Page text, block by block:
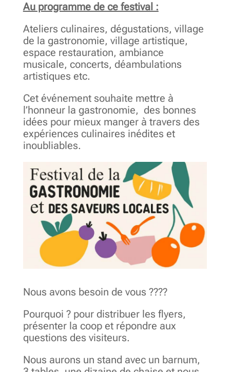
Au programme de ce festival :
Ateliers culinaires, dégustations, village
de la gastronomie, village artistique,
espace restauration, ambiance
musicale, concerts, déambulations
artistiques etc.
Cet événement souhaite mettre à
l’honneur la gastronomie, des bonnes
idées pour mieux manger à travers des
expériences culinaires inédites et
inoubliables.
Nous avons besoin de vous ????
Pourquoi ? pour distribuer les flyers,
présenter la coop et répondre aux
questions des visiteurs.
Nous aurons un stand avec un barnum,